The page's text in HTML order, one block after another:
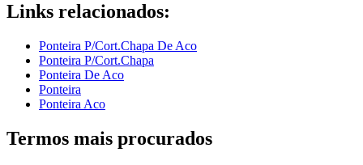
Links relacionados:
Ponteira P/Cort.Chapa De Aco
Ponteira P/Cort.Chapa
Ponteira De Aco
Ponteira
Ponteira Aco
Termos mais procurados